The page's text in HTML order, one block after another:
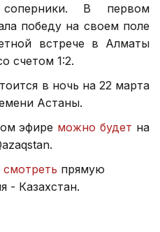
В первом
победу на своем поле
встрече в Алматы
счетом 1:2.
в ночь на 22 марта
Астаны.
эфире можно будет на
смотреть прямую
- Казахстан.